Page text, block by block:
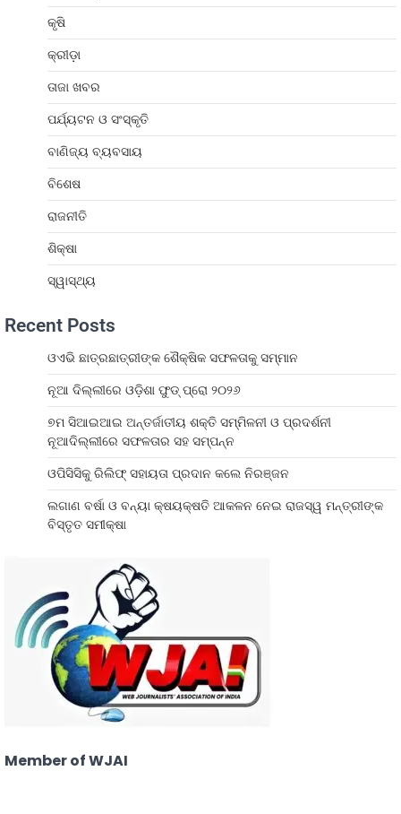
କୃଷି
କ୍ରୀଡ଼ା
ତାଜା ଖବର
ପର୍ଯ୍ୟଟନ ଓ ସଂସ୍କୃତି
ବାଣିଜ୍ୟ ବ୍ୟବସାୟ
ବିଶେଷ
ରାଜନୀତି
ଶିକ୍ଷା
ସ୍ୱାସ୍ଥ୍ୟ
Recent Posts
ଓଏଭି ଛାତ୍ରଛାତ୍ରୀଙ୍କ ଶୈକ୍ଷିକ ସଫଳତାକୁ ସମ୍ମାନ
ନୂଆ ଦିଲ୍ଲୀରେ ଓଡ଼ିଶା ଫୁଡ୍ ପ୍ରୋ ୨୦୨୬
୭ମ ସିଆଇଆଇ ଅନ୍ତର୍ଜାତୀୟ ଶକ୍ତି ସମ୍ମିଳନୀ ଓ ପ୍ରଦର୍ଶନୀ
ନୂଆଦିଲ୍ଲୀରେ ସଫଳତାର ସହ ସମ୍ପନ୍ନ
ଓପିସିସିକୁ ରିଲିଫ୍ ସହାୟତା ପ୍ରଦାନ କଲେ ନିରଞ୍ଜନ
ଲଗାଣ ବର୍ଷା ଓ ବନ୍ୟା କ୍ଷୟକ୍ଷତି ଆକଳନ ନେଇ ରାଜସ୍ୱ ମନ୍ତ୍ରୀଙ୍କ
ବିସ୍ତୃତ ସମୀକ୍ଷା
Member of WJAI